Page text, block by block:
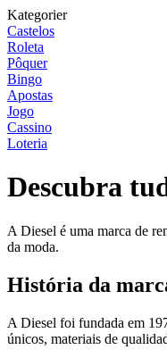
Kategorier
Castelos
Roleta
Pôquer
Bingo
Apostas
Jogo
Cassino
Loteria
Descubra
A Diesel é uma marca de
da moda.
História da
A Diesel foi fundada em
únicos, materiais de